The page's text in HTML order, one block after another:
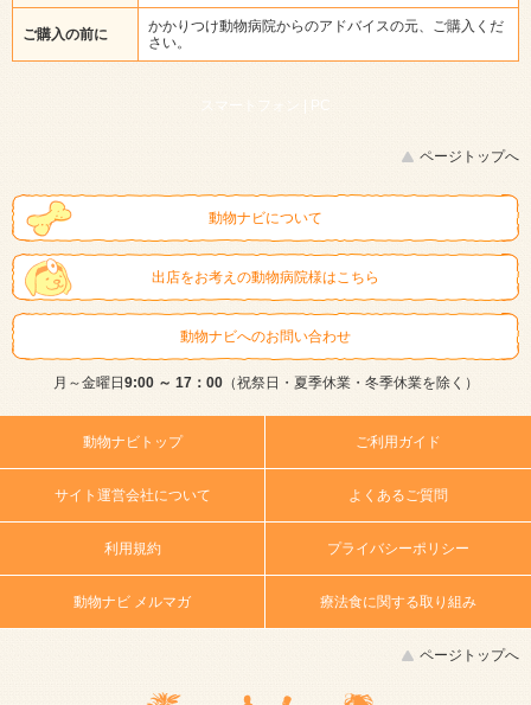
ご購入の前に
かかりつけ動物病院からのアドバイスの元、ご購入くだ
さい。
スマートフォン | PC
ページトップへ
動物ナビについて
出店をお考えの動物病院様はこちら
動物ナビへのお問い合わせ
月～金曜日9:00 ～ 17：00（祝祭日・夏季休業・冬季休業を除く）
動物ナビトップ ご利用ガイド
サイト運営会社について よくあるご質問
利用規約 プライバシーポリシー
動物ナビ メルマガ 療法食に関する取り組み
ページトップへ